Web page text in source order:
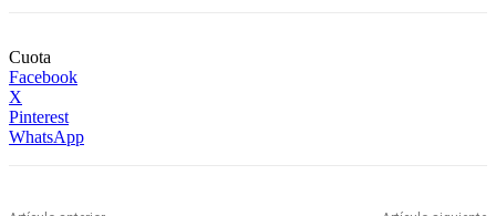
Cuota
Facebook
X
Pinterest
WhatsApp